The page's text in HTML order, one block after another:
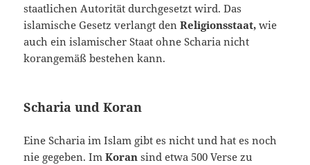
staatlichen Autorität durchgesetzt wird. Das
islamische Gesetz verlangt denReligions­staat,wie
auch ein islamischer Staat ohne Scharia nicht
korangemäß bestehen kann.
Scharia und Koran
Eine Scharia im Islam gibt es nicht und hat es noch
nie gegeben. ImKoransind etwa 500 Ver­se zu